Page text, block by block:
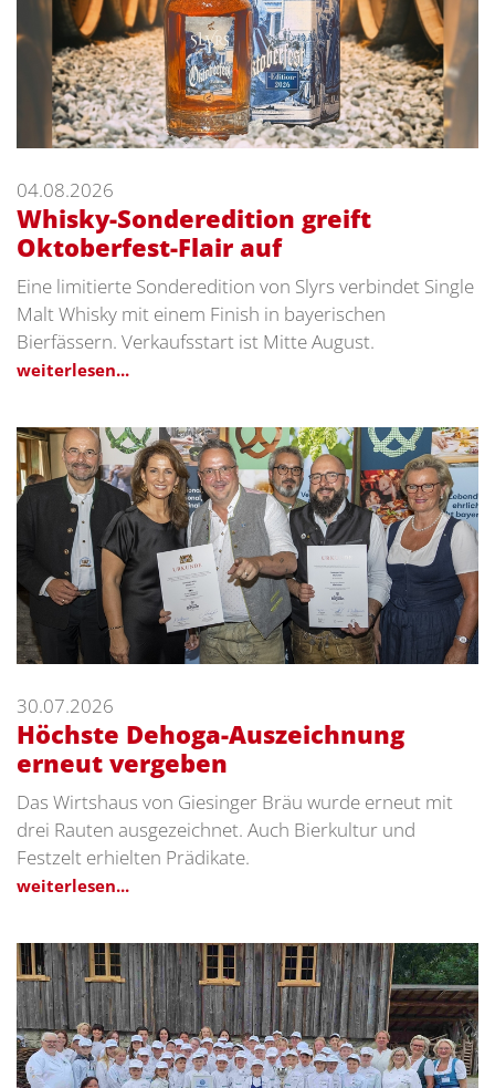
04.08.2026
Whisky-Sonderedition greift
Oktoberfest-Flair auf
Eine limitierte Sonderedition von Slyrs verbindet Single
Malt Whisky mit einem Finish in bayerischen
Bierfässern. Verkaufsstart ist Mitte August.
weiterlesen...
30.07.2026
Höchste Dehoga-Auszeichnung
erneut vergeben
Das Wirtshaus von Giesinger Bräu wurde erneut mit
drei Rauten ausgezeichnet. Auch Bierkultur und
Festzelt erhielten Prädikate.
weiterlesen...